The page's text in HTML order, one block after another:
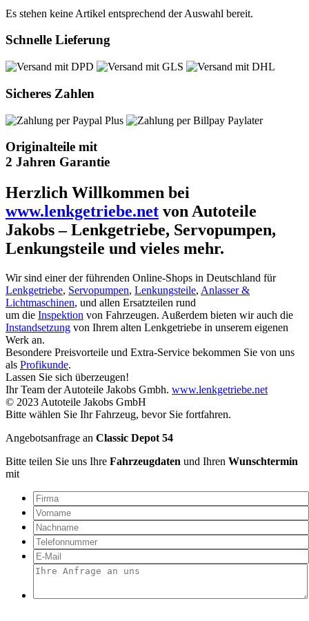
Es stehen keine Artikel entsprechend der Auswahl bereit.
Schnelle Lieferung
Sicheres Zahlen
Originalteile mit
2 Jahren Garantie
Herzlich Willkommen bei
www.lenkgetriebe.net von Autoteile
Jakobs – Lenkgetriebe, Servopumpen,
Lenkungsteile und vieles mehr.
Wir sind einer der führenden Online-Shops in Deutschland für
Lenkgetriebe, Servopumpen, Lenkungsteile, Anlasser &
Lichtmaschinen, und allen Ersatzteilen rund
um die Inspektion von Fahrzeugen. Außerdem bieten wir auch die
Instandsetzung von Ihrem alten Lenkgetriebe in unserem eigenen
Werk an.
Besondere Preisvorteile und Extra-Service bekommen Sie von uns
als Profikunde.
Lassen Sie sich überzeugen!
Ihr Team der Autoteile Jakobs Gmbh. www.lenkgetriebe.net
© 2023 Autoteile Jakobs GmbH
Bitte wählen Sie Ihr Fahrzeug, bevor Sie fortfahren.
Angebotsanfrage an Classic Depot 54
Bitte teilen Sie uns Ihre Fahrzeugdaten und Ihren Wunschtermin
mit